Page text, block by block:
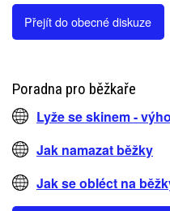
Přejít do obecné diskuze
Poradna pro běžkaře
Lyže se skinem -
Jak namazat běžky
Jak se obléct na